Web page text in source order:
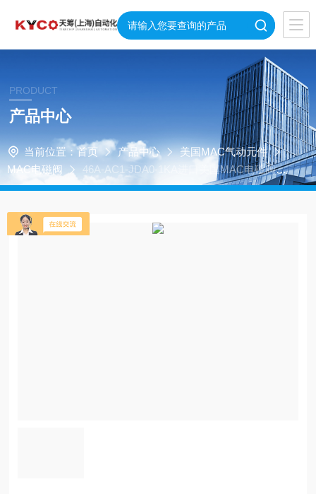
PRODUCT
产品中心
当前位置： 首页 产品中心
美国MAC气动元件
MAC电磁阀
46A-AC1-JDA0-1KA进口美国MAC电磁阀原
装供应